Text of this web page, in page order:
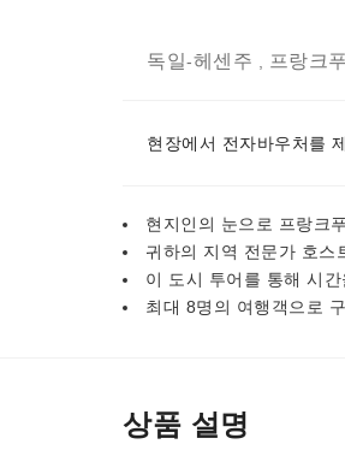
독일-헤센주 프랑크
현장에서 전자바우처를
현지인의 눈으로 프랑크
귀하의 지역 전문가 호스
이 도시 투어를 통해 시
최대 8명의 여행객으로
상품 설명